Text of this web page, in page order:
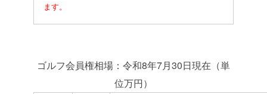
ます。
ゴルフ会員権相場：令和8年7月30日現在（単
位万円）